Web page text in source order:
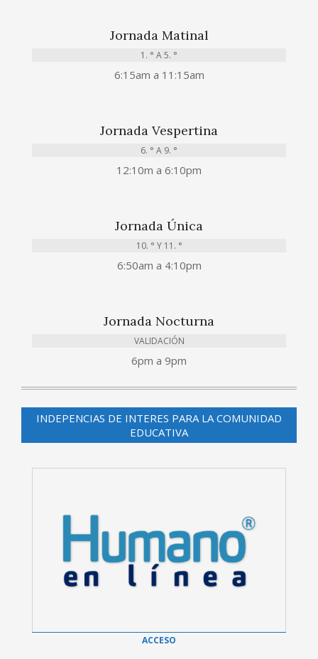
Jornada Matinal
1. ° A 5. °
6:15am a 11:15am
Jornada Vespertina
6. ° A 9. °
12:10m a 6:10pm
Jornada Única
10. ° Y 11. °
6:50am a 4:10pm
Jornada Nocturna
VALIDACIÓN
6pm a 9pm
INDEPENCIAS DE INTERES PARA LA COMUNIDAD
EDUCATIVA
ACCESO